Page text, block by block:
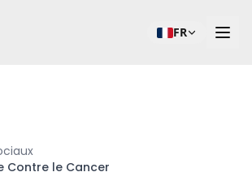
FR
Contre le Cancer